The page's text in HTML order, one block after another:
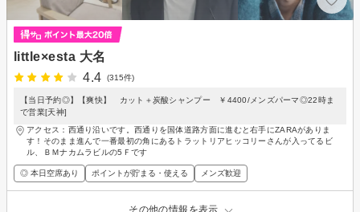
little×esta 大名
4.4
(315件)
【当日予約◎】【爽快】 カット＋炭酸シャンプー ￥4400/メンズパーマ◎22時ま
で営業[天神]
アクセス：西通り沿いです。西通りを国体道路方面に進むと右手にZARAがありま
す！そのまま進んで一番最初の角にあるトラットリアヒッコリーさんが入ってるビ
ル、ＢＭナカムラビルの5Ｆです
◎ 本日空席あり ポイントが貯まる・使える メンズ歓迎
その他の情報を表示